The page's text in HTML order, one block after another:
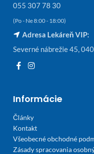
055 307 78 30
(Po - Ne 8:00 - 18:00)
Adresa Lekáreň VIP:
Severné nábrežie 45,
Informácie
Články
Kontakt
Všeobecné obchodné
Zásady spracovania